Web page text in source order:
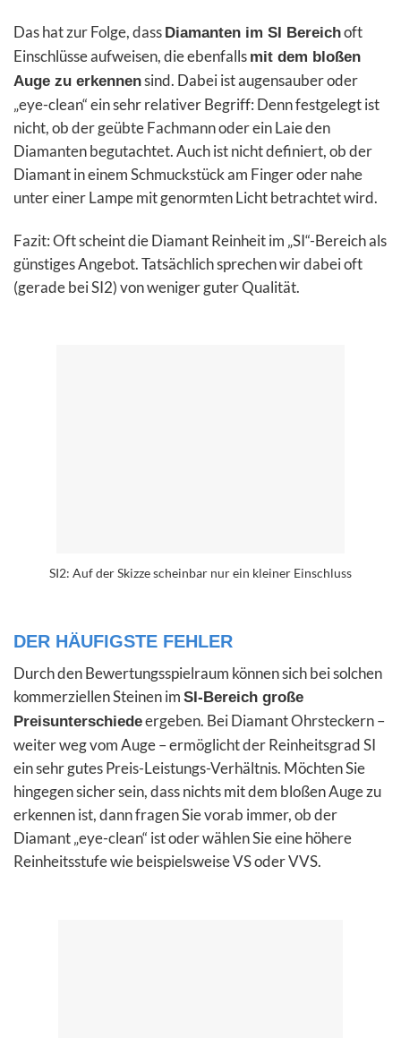
SI2: Auf der Skizze scheinbar nur ein kleiner Einschluss
Das hat zur Folge, dass Diamanten im SI Bereichoft
Einschlüsse aufweisen, die ebenfalls mit dem bloßen
Auge zu erkennensind. Dabei ist augensauber oder
„eye-clean“ ein sehr relativer Begriff: Denn festgelegt ist
nicht, ob der geübte Fachmann oder ein Laie den
Diamanten begutachtet. Auch ist nicht definiert, ob der
Diamant in einem Schmuckstück am Finger oder nahe
unter einer Lampe mit genormten Licht betrachtet wird.
Fazit:Oft scheint die Diamant Reinheit im „SI“-Bereich als
günstiges Angebot. Tatsächlich sprechen wir dabei oft
(gerade bei SI2) von weniger guter Qualität.
DER HÄUFIGSTE FEHLER
Durch den Bewertungsspielraum können sich bei solchen
kommerziellen Steinen im SI-Bereich große
Preisunterschiedeergeben. Bei Diamant Ohrsteckern –
weiter weg vom Auge – ermöglicht der Reinheitsgrad SI
ein sehr gutes Preis-Leistungs-Verhältnis. Möchten Sie
hingegen sicher sein, dass nichts mit dem bloßen Auge zu
erkennen ist, dann fragen Sie vorab immer, ob der
Diamant„eye-clean“ ist oder wählen Sie eine höhere
Reinheitsstufe wie beispielsweise VS oder VVS.